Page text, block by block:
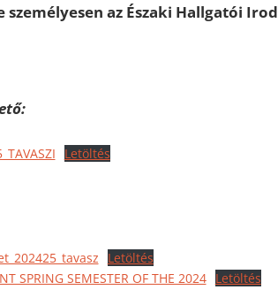
az Északi Hallgatói
Letöltés
Letöltés
SPRING SEMESTER OF THE 2024
Letöltés